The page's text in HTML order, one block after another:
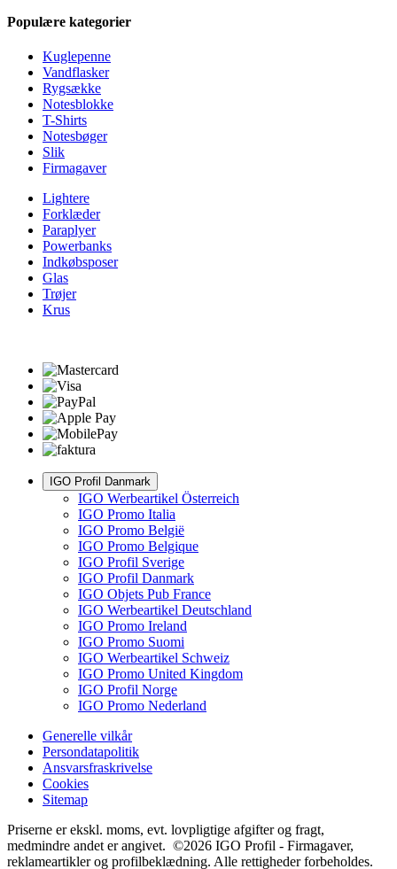
Populære kategorier
Kuglepenne
Vandflasker
Rygsække
Notesblokke
T-Shirts
Notesbøger
Slik
Firmagaver
Lightere
Forklæder
Paraplyer
Powerbanks
Indkøbsposer
Glas
Trøjer
Krus
IGO Profil Danmark
IGO Werbeartikel Österreich
IGO Promo Italia
IGO Promo België
IGO Promo Belgique
IGO Profil Sverige
IGO Profil Danmark
IGO Objets Pub France
IGO Werbeartikel Deutschland
IGO Promo Ireland
IGO Promo Suomi
IGO Werbeartikel Schweiz
IGO Promo United Kingdom
IGO Profil Norge
IGO Promo Nederland
Generelle vilkår
Persondatapolitik
Ansvarsfraskrivelse
Cookies
Sitemap
Priserne er ekskl. moms, evt. lovpligtige afgifter og fragt,
medmindre andet er angivet. ©2026 IGO Profil - Firmagaver,
reklameartikler og profilbeklædning. Alle rettigheder forbeholdes.